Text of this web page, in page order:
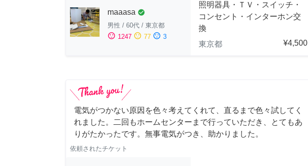
maaasa check_circle
男性 / 60代 / 東京都
sentiment_satisfied 1247 sentiment_neutral 77 sentiment_dissatisfied 3
照明器具・ＴＶ・スイッチ・
コンセント・インターホン交
換
東京都
¥4,500
電気がつかない原因を色々考えてくれて、直るまで色々試してく
れました。二回もホームセンターまで行っていただき、とてもあ
りがたかったです。無事電気がつき、助かりました。
依頼されたチケット